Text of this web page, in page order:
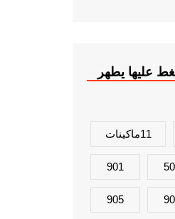
عليها يطهر
11ماكينات
901
905